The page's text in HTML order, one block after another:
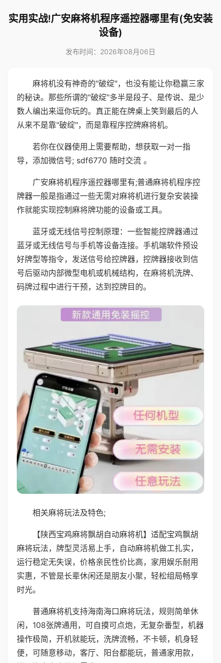
实用实战!广安麻将机程序遥控器哪里有(免安装
设备)
发布时间：2026年08月06日
麻将机没有神奇的"破绽"，也没有能让你稳赢三家
的秘诀。那些所谓的"破绽"多半是段子、是传说、是少
数人编出来逗你玩的。真正能在牌桌上笑到最后的人
从来不是靠"破绽"，而是靠程序控牌麻将机。
若你在仪器使用上需要帮助，想获取一对一指
导，添加微信号; sdf6770 随时交流 。
广安麻将机程序遥控器哪里有;普通麻将机程序控
牌器一般是指通过一些无需对麻将机进行复杂安装操
作就能实现控制麻将牌功能的设备或工具。
蓝牙或无线信号控制原理：一些智能控牌器通过
蓝牙或无线信号与手机等设备连接。手机端软件预设
好牌型等指令，发送信号给控牌器，控牌器接收到信
号后驱动内部微型电机或机械结构，在麻将机洗牌、
码牌过程中进行干预，达到控牌目的。
相关麻将玩法及特色;
【陕西宝鸡麻将飘胡自动麻将机】适配宝鸡飘胡
麻将玩法，牌型灵活易上手，自动麻将机做工扎实，
运行稳定无失误，价格亲民性价比高，家用娱乐耐用
实惠，不管是长辈休闲还是朋友小聚，轻松组局畅享
时光。
普通麻将机支持海南海口麻将玩法，规则简单休
闲，108张牌通用，可自摸可点炮，无复杂番型，机器
操作极简，开机就能玩，洗牌流畅，不卡顿，机身轻
便，可随意移动，客厅、阳台都能玩，普通家用款，